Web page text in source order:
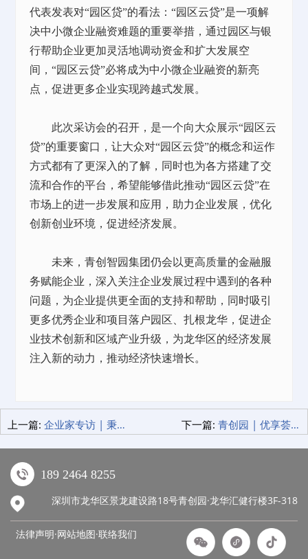
代表发表对“园区贷”的看法：“园区云贷”是一项解
决中小微企业融资难题的重要举措，通过园区与银
行帮助企业更加灵活地调动资金和扩大发展空
间，“园区云贷”必将成为中小微企业融资的新亮
点，促进更多企业实现跨越式发展。
此次采访会的召开，是一个向大众展示“园区云
贷”的重要窗口，让大众对“园区云贷”的概念和运作
方式都有了更深入的了解，同时也为各方搭建了交
流和合作的平台，希望能够借此推动“园区云贷”在
市场上的进一步发展和应用，助力企业发展，优化
创新创业环境，促进经济发展。
未来，青创智园集团仍会以更高质量的金融服
务赋能企业，深入关注企业发展过程中遇到的各种
问题，为企业提供更全面的支持和帮助，同时吸引
更多优秀企业和项目落户园区、扎根龙华，促进企
业技术创新和区域产业升级，为龙华区的经济发展
注入新的动力，推动经济快速增长。
上一篇: 企业家专访 | 秉承核心价值观 为客户提供更优质的融资服务 下一篇: 青创园 | 优享荟2.0版本来袭 更多宝藏功能等你来解锁！
189 2464 8255
深圳市龙华区景龙建设路18号青创园·龙华汇健行楼3F-318
法律声明·网站地图·联络我们